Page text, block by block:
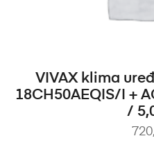
DODAJ
VIVAX klima
18CH50AEQIS/I +
/